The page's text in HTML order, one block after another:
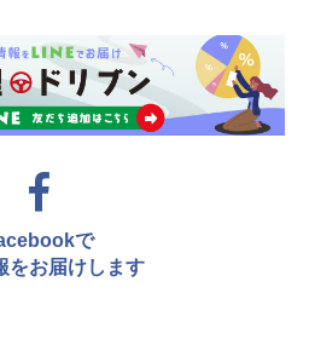
で
をお届けします